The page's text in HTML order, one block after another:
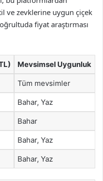
ve zevklerine uygun çiçek
fiyat araştırması
Mevsimsel Uygunluk
Tüm mevsimler
Bahar, Yaz
Bahar
Bahar, Yaz
Bahar, Yaz